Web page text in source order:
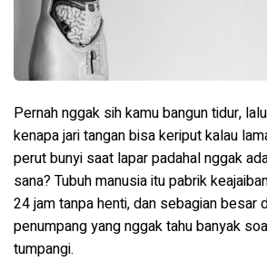
Pernah nggak sih kamu bangun tidur,
kenapa jari tangan bisa keriput kalau
perut bunyi saat lapar padahal nggak
sana? Tubuh manusia itu pabrik
24 jam tanpa henti, dan sebagian besar
penumpang yang nggak tahu banyak
tumpangi.